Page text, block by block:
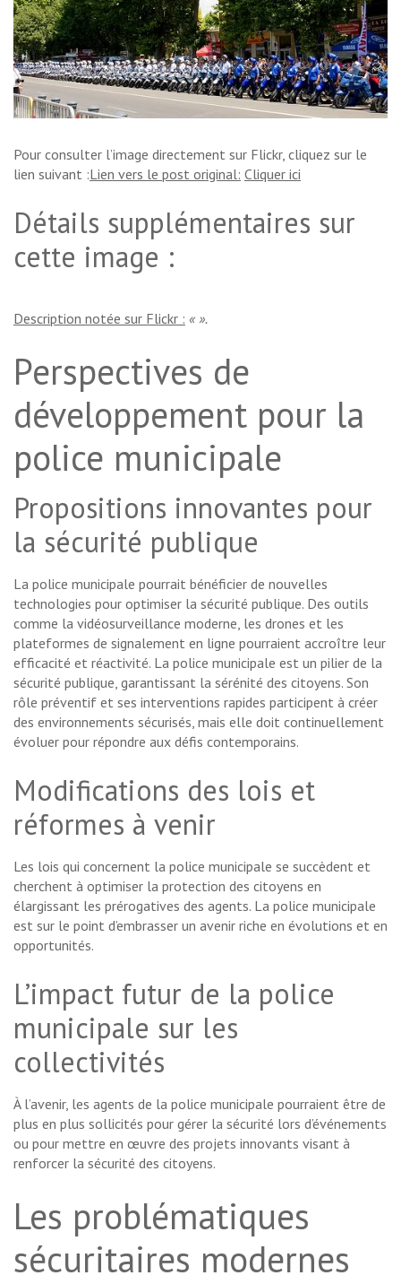
Pour consulter l’image directement sur Flickr, cliquez sur le
lien suivant :Lien vers le post original: Cliquer ici
Détails supplémentaires sur
cette image :
Description notée sur Flickr : « ».
Perspectives de
développement pour la
police municipale
Propositions innovantes pour
la sécurité publique
La police municipale pourrait bénéficier de nouvelles
technologies pour optimiser la sécurité publique. Des outils
comme la vidéosurveillance moderne, les drones et les
plateformes de signalement en ligne pourraient accroître leur
efficacité et réactivité. La police municipale est un pilier de la
sécurité publique, garantissant la sérénité des citoyens. Son
rôle préventif et ses interventions rapides participent à créer
des environnements sécurisés, mais elle doit continuellement
évoluer pour répondre aux défis contemporains.
Modifications des lois et
réformes à venir
Les lois qui concernent la police municipale se succèdent et
cherchent à optimiser la protection des citoyens en
élargissant les prérogatives des agents. La police municipale
est sur le point d’embrasser un avenir riche en évolutions et en
opportunités.
L’impact futur de la police
municipale sur les
collectivités
À l’avenir, les agents de la police municipale pourraient être de
plus en plus sollicités pour gérer la sécurité lors d’événements
ou pour mettre en œuvre des projets innovants visant à
renforcer la sécurité des citoyens.
Les problématiques
sécuritaires modernes